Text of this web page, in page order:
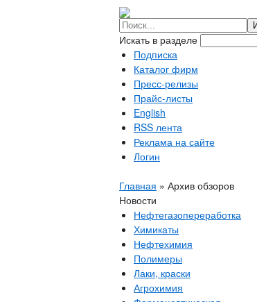
Искать в разделе
Подписка
Каталог фирм
Пресс-релизы
Прайс-листы
English
RSS лента
Реклама на сайте
Логин
Главная » Архив обзоров
Новости
Нефтегазопереработка
Химикаты
Нефтехимия
Полимеры
Лаки, краски
Агрохимия